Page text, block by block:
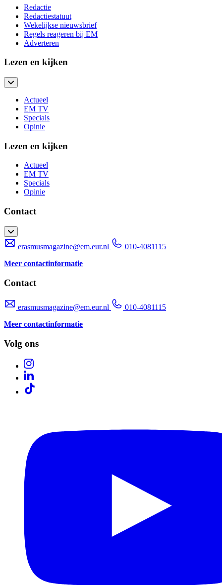
Redactie
Redactiestatuut
Wekelijkse nieuwsbrief
Regels reageren bij EM
Adverteren
Lezen en kijken
Actueel
EM TV
Specials
Opinie
Lezen en kijken
Actueel
EM TV
Specials
Opinie
Contact
erasmusmagazine@em.eur.nl
010-4081115
Meer contactinformatie
Contact
erasmusmagazine@em.eur.nl
010-4081115
Meer contactinformatie
Volg ons